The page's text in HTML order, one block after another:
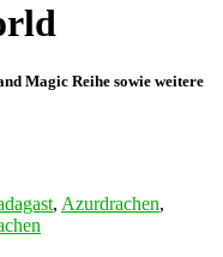
Magic Reihe sowie weitere
, Azurdrachen,